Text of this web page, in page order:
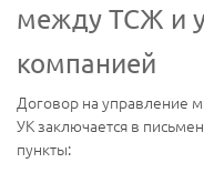
между ТСЖ и
компанией
Договор на управление
УК заключается в
пункты: